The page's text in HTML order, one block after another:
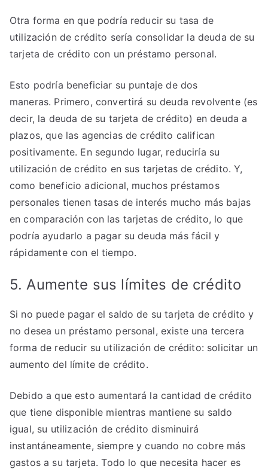
Otra forma en que podría reducir su tasa de
utilización de crédito sería consolidar la deuda de su
tarjeta de crédito con un préstamo personal.
Esto podría beneficiar su puntaje de dos
maneras. Primero, convertirá su deuda revolvente (es
decir, la deuda de su tarjeta de crédito) en deuda a
plazos, que las agencias de crédito califican
positivamente. En segundo lugar, reduciría su
utilización de crédito en sus tarjetas de crédito. Y,
como beneficio adicional, muchos préstamos
personales tienen tasas de interés mucho más bajas
en comparación con las tarjetas de crédito, lo que
podría ayudarlo a pagar su deuda más fácil y
rápidamente con el tiempo.
5. Aumente sus límites de crédito
Si no puede pagar el saldo de su tarjeta de crédito y
no desea un préstamo personal, existe una tercera
forma de reducir su utilización de crédito: solicitar un
aumento del límite de crédito.
Debido a que esto aumentará la cantidad de crédito
que tiene disponible mientras mantiene su saldo
igual, su utilización de crédito disminuirá
instantáneamente, siempre y cuando no cobre más
gastos a su tarjeta. Todo lo que necesita hacer es